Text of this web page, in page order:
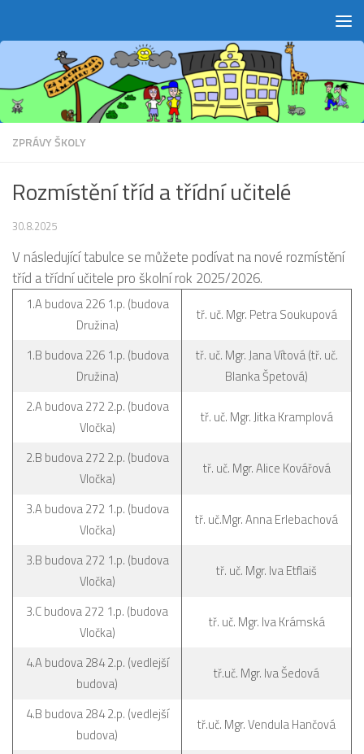
ZPRÁVY ŠKOLY
Rozmístění tříd a třídní učitelé
30.8.2025
V následující tabulce se můžete podívat na nové rozmístění
tříd a třídní učitele pro školní rok 2025/2026.
1.A budova 226 1.p. (budova
Družina)
tř. uč. Mgr. Petra Soukupová
1.B budova 226 1.p. (budova
Družina)
tř. uč. Mgr. Jana Vítová (tř. uč.
Blanka Špetová)
2.A budova 272 2.p. (budova
Vločka)
tř. uč. Mgr. Jitka Kramplová
2.B budova 272 2.p. (budova
Vločka)
tř. uč. Mgr. Alice Kovářová
3.A budova 272 1.p. (budova
Vločka)
tř. uč.Mgr. Anna Erlebachová
3.B budova 272 1.p. (budova
Vločka)
tř. uč. Mgr. Iva Etflaiš
3.C budova 272 1.p. (budova
Vločka)
tř. uč. Mgr. Iva Krámská
4.A budova 284 2.p. (vedlejší
budova)
tř.uč. Mgr. Iva Šedová
4.B budova 284 2.p. (vedlejší
budova)
tř.uč. Mgr. Vendula Hančová